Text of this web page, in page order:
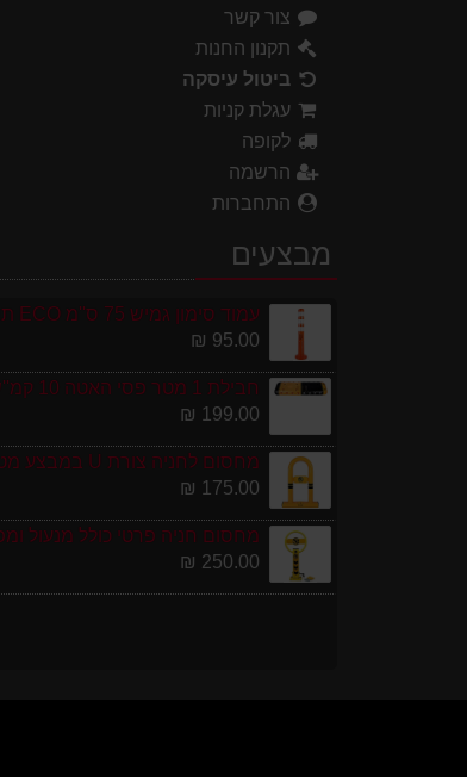
צור קשר
תקנון החנות
ביטול עיסקה
עגלת קניות
לקופה
הרשמה
התחברות
מבצעים
95.00 ₪
199.00 ₪
מחסום לחניה צורת U במבצע מטורף!
175.00 ₪
250.00 ₪